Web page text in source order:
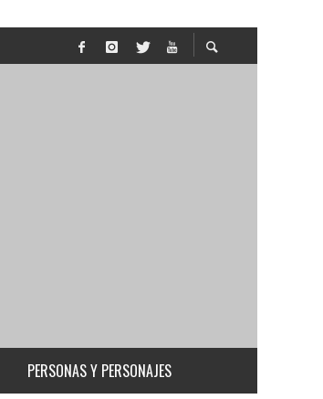
PERSONAS Y PERSONAJES